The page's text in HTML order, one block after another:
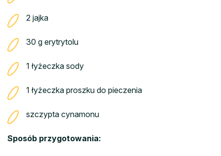
2 jajka
30 g erytrytolu
1 łyżeczka sody
1 łyżeczka proszku do pieczenia
szczypta cynamonu
Sposób przygotowania: